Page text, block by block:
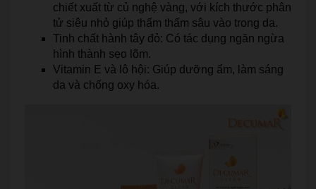
chiết xuất từ củ nghệ vàng, với kích thước phân
tử siêu nhỏ giúp thẩm thấm sâu vào trong da.
Tinh chất hành tây đỏ: Có tác dụng ngăn ngừa
hình thành sẹo lõm.
Vitamin E và lô hội: Giúp dưỡng ẩm, làm sáng
da và chống oxy hóa.